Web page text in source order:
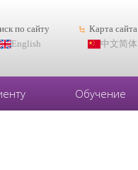
по сайту
Карта сайта
English 中文简体
Обучение